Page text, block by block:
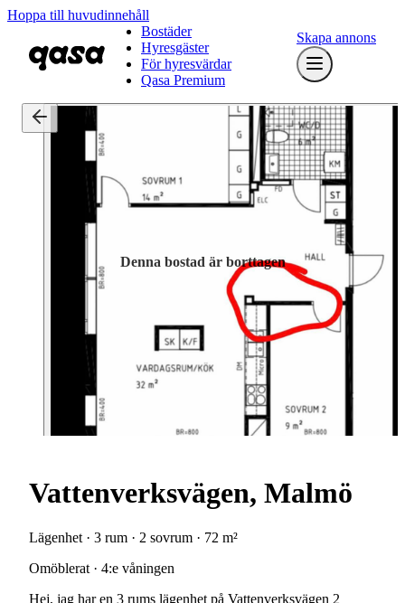
Hoppa till huvudinnehåll
Bostäder
Hyresgäster
För hyresvärdar
Qasa Premium
Skapa annons
Denna bostad är borttagen
Vattenverksvägen, Malmö
Lägenhet · 3 rum · 2 sovrum · 72 m²
Omöblerat · 4:e våningen
Hej, jag har en 3 rums lägenhet på Vattenverksvägen 2